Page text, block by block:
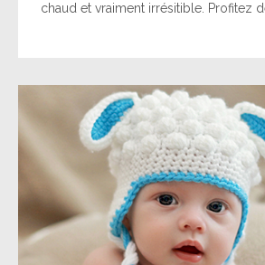
chaud et vraiment irrésitible. Profitez